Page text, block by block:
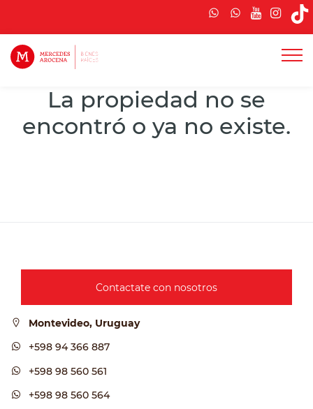
La propiedad no se
encontró o ya no existe.
Contactate con nosotros
Montevideo, Uruguay
+598 94 366 887
+598 98 560 561
+598 98 560 564